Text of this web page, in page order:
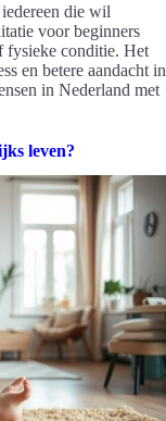
die wil
voor beginners
fysieke conditie. Het
en betere aandacht in
in Nederland met
leven?